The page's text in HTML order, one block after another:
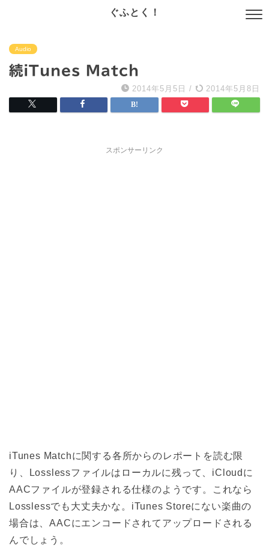
ぐふとく！
Audio
続iTunes Match
2014年5月5日 / 2014年5月8日
スポンサーリンク
iTunes Matchに関する各所からのレポートを読む限
り、Losslessファイルはローカルに残って、iCloudに
AACファイルが登録される仕様のようです。これなら
Losslessでも大丈夫かな。iTunes Storeにない楽曲の
場合は、AACにエンコードされてアップロードされる
んでしょう。